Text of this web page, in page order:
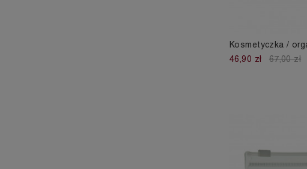
Kosmetyczka /
46,90 zł
67,00 zł